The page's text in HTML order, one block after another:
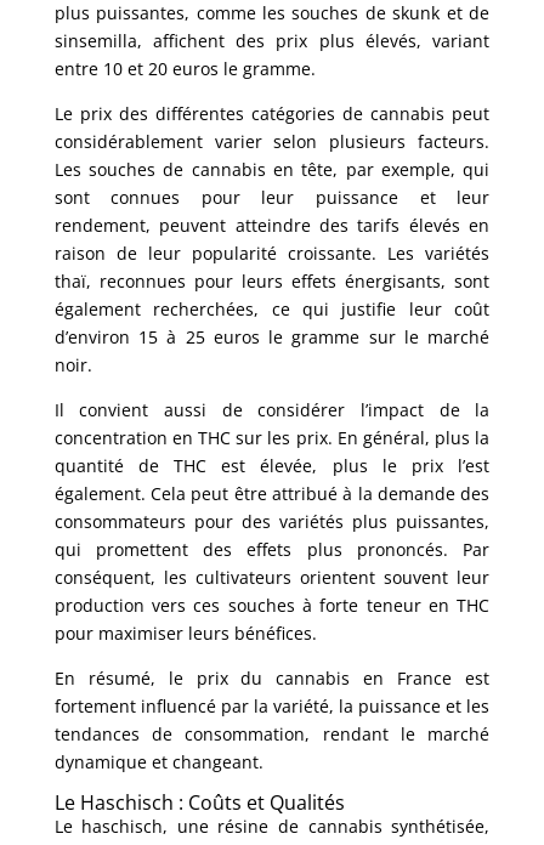
plus puissantes, comme les souches de skunk et de
sinsemilla, affichent des prix plus élevés, variant
entre 10 et 20 euros le gramme.
Le prix des différentes catégories de cannabis peut
considérablement varier selon plusieurs facteurs.
Les souches de cannabis en tête, par exemple, qui
sont connues pour leur puissance et leur
rendement, peuvent atteindre des tarifs élevés en
raison de leur popularité croissante. Les variétés
thaï, reconnues pour leurs effets énergisants, sont
également recherchées, ce qui justifie leur coût
d’environ 15 à 25 euros le gramme sur le marché
noir.
Il convient aussi de considérer l’impact de la
concentration en THC sur les prix. En général, plus la
quantité de THC est élevée, plus le prix l’est
également. Cela peut être attribué à la demande des
consommateurs pour des variétés plus puissantes,
qui promettent des effets plus prononcés. Par
conséquent, les cultivateurs orientent souvent leur
production vers ces souches à forte teneur en THC
pour maximiser leurs bénéfices.
En résumé, le prix du cannabis en France est
fortement influencé par la variété, la puissance et les
tendances de consommation, rendant le marché
dynamique et changeant.
Le Haschisch : Coûts et Qualités
Le haschisch, une résine de cannabis synthétisée,